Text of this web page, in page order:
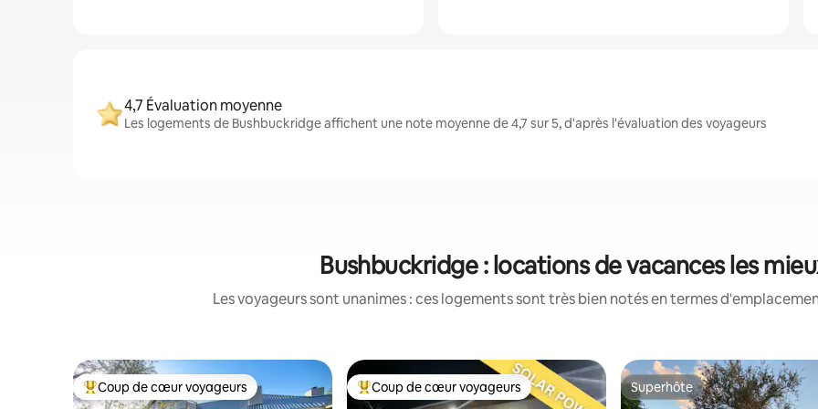
4,7 Évaluation moyenne
Les logements de Bushbuckridge affichent une note moyenne de 4,7 sur 5, d'après l'évaluation des voyageurs
Bushbuckridge : locations de vacances les
Les voyageurs sont unanimes : ces logements sont très bien notés en termes
Coups de cœur voyageurs les plus appréciés
Coup de cœur voyageurs Coups de cœur voyageurs les plus appréciés
Coup de cœur voyageurs Superhôte
Superhôte